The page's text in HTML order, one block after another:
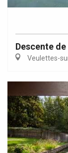
Descente
Veulettes-